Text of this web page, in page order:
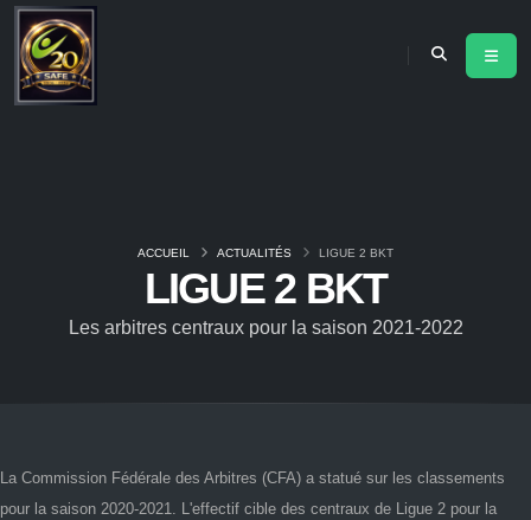
LIGUE 2 BKT
Les arbitres centraux pour la saison 2021-2022
ACCUEIL ACTUALITÉS LIGUE 2 BKT
La Commission Fédérale des Arbitres (CFA) a statué sur les classements
pour la saison 2020-2021. L'effectif cible des centraux de Ligue 2 pour la